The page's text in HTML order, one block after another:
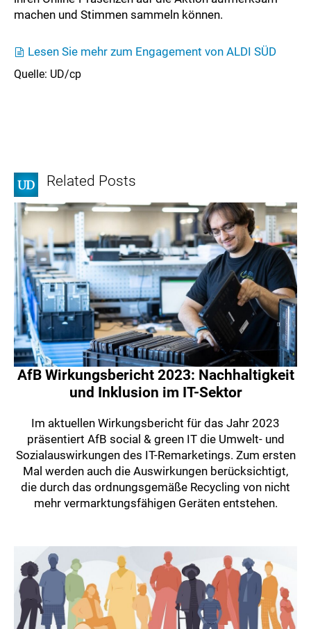
machen und Stimmen sammeln können.
Lesen Sie mehr zum Engagement von ALDI SÜD
Quelle: UD/cp
Related Posts
AfB Wirkungsbericht 2023: Nachhaltigkeit
und Inklusion im IT-Sektor
Im aktuellen Wirkungsbericht für das Jahr 2023
präsentiert AfB social & green IT die Umwelt- und
Sozialauswirkungen des IT-Remarketings. Zum ersten
Mal werden auch die Auswirkungen berücksichtigt,
die durch das ordnungsgemäße Recycling von nicht
mehr vermarktungsfähigen Geräten entstehen.